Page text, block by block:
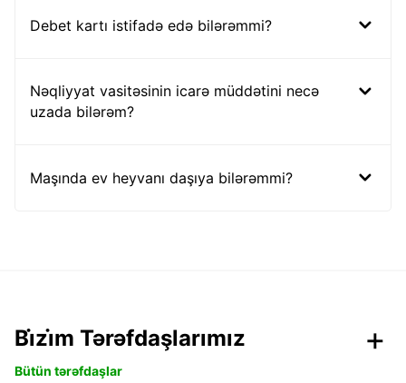
Debet kartı istifadə edə bilərəmmi?
Nəqliyyat vasitəsinin icarə müddətini necə
uzada bilərəm?
Maşında ev heyvanı daşıya bilərəmmi?
Bi̇zi̇m Tərəfdaşlarımız
Bütün tərəfdaşlar